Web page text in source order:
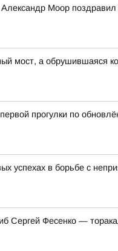
Моор поздравил
мост, а обрушившаяся
прогулки по
успехах в борьбе с
Сергей Фесенко —